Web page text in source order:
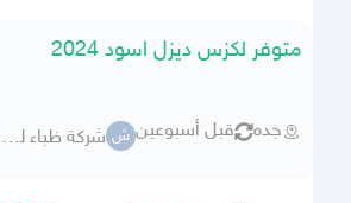
متوفر لكزس ديزل اسود 2024
جده قبل أسبوعين ش شركة ظباء للسيارات